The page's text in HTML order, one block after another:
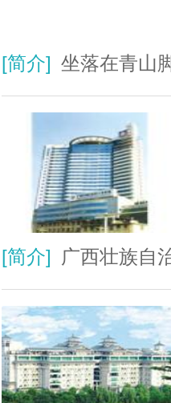
[简介] 坐落在青山脚
[简介] 广西壮族自